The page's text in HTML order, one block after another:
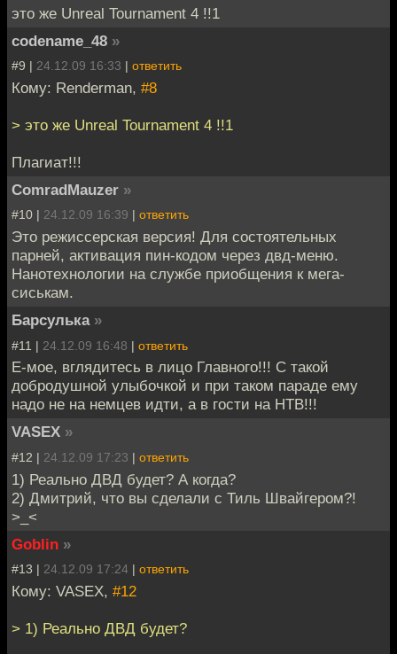
это же Unreal Tournament 4 !!1
codename_48 »
#9 | 24.12.09 16:33 | ответить
Кому: Renderman, #8
> это же Unreal Tournament 4 !!1
Плагиат!!!
ComradMauzer »
#10 | 24.12.09 16:39 | ответить
Это режиссерская версия! Для состоятельных
парней, активация пин-кодом через двд-меню.
Нанотехнологии на службе приобщения к мега-
сиськам.
Барсулька »
#11 | 24.12.09 16:48 | ответить
Е-мое, вглядитесь в лицо Главного!!! С такой
добродушной улыбочкой и при таком параде ему
надо не на немцев идти, а в гости на НТВ!!!
VASEX »
#12 | 24.12.09 17:23 | ответить
1) Реально ДВД будет? А когда?
2) Дмитрий, что вы сделали с Тиль Швайгером?!
>_<
Goblin »
#13 | 24.12.09 17:24 | ответить
Кому: VASEX, #12
> 1) Реально ДВД будет?